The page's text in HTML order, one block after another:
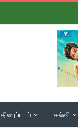
திரைப்படம் கல்வி